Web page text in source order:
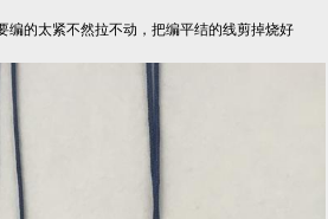
编的太紧不然拉不动，把编平结的线剪掉烧好